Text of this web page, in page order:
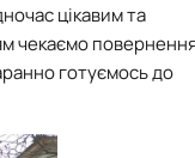
цікавим та
чекаємо
готуємось до